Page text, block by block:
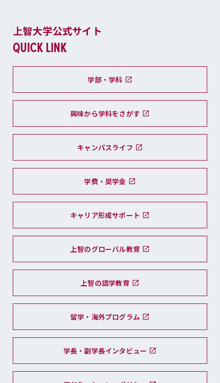
上智大学公式サイト
QUICK LINK
学部・学科
興味から学科をさがす
キャンパスライフ
学費・奨学金
キャリア形成サポート
上智のグローバル教育
上智の語学教育
留学・海外プログラム
学長・副学長インタビュー